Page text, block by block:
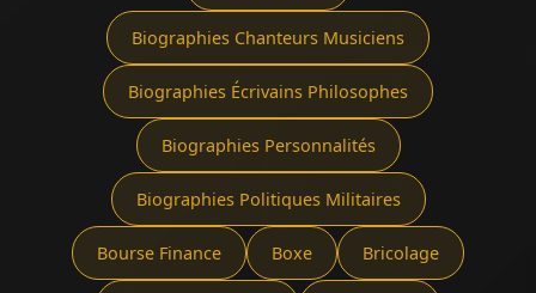
Biographies Chanteurs Musiciens
Biographies Écrivains Philosophes
Biographies Personnalités
Biographies Politiques Militaires
Bourse Finance Boxe Bricolage